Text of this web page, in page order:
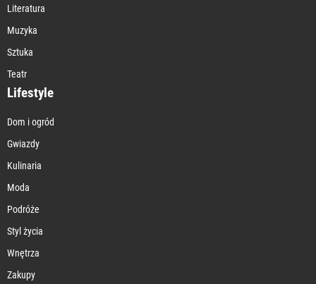
Literatura
Muzyka
Sztuka
Teatr
Lifestyle
Dom i ogród
Gwiazdy
Kulinaria
Moda
Podróże
Styl życia
Wnętrza
Zakupy